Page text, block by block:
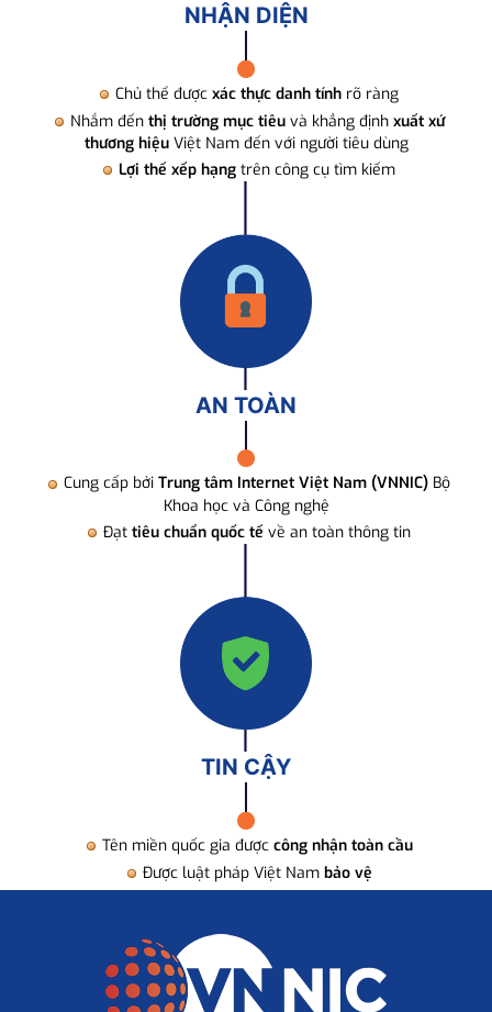
NHẬN DIỆN
Chủ thể được xác thực danh tính rõ ràng
Nhắm đến thị trường mục tiêuvà khẳng định xuất xứ
thương hiệuViệt Nam đến với người tiêu dùng
Lợi thế xếp hạng trên công cụ tìm kiếm
AN TOÀN
Cung cấp bởi Trung tâm Internet Việt Nam (VNNIC) Bộ
Khoa học và Công nghệ
Đạt tiêu chuẩn quốc tế về an toàn thông tin
TIN CẬY
Tên miền quốc gia được công nhận toàn cầu
Được luật pháp Việt Nam bảo vệ